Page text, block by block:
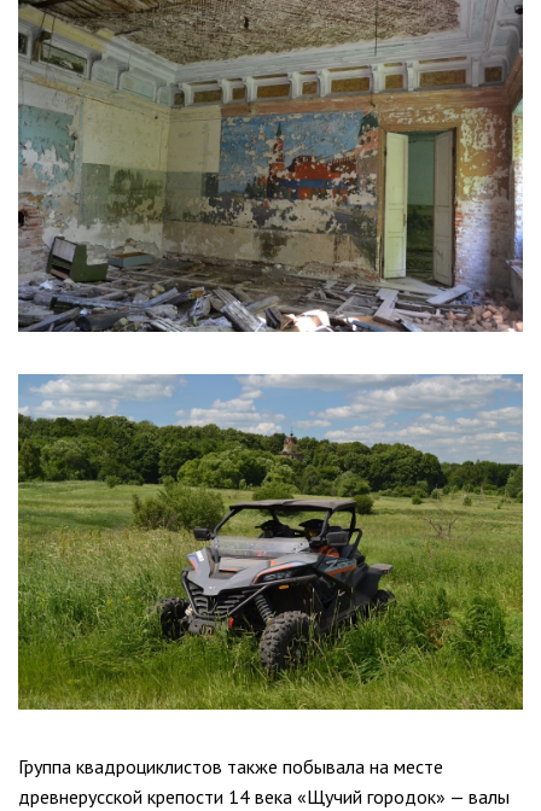
Группа квадроциклистов также побывала на месте
древнерусской крепости 14 века «Щучий городок» — валы